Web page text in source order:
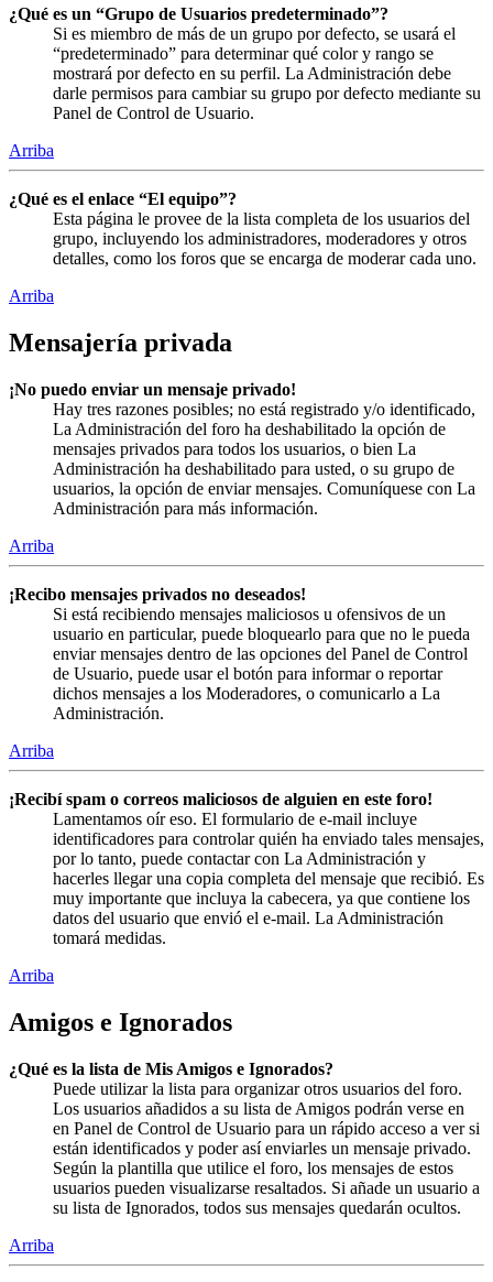
¿Qué es un “Grupo de Usuarios predeterminado”?
Si es miembro de más de un grupo por defecto, se usará el
“predeterminado” para determinar qué color y rango se
mostrará por defecto en su perfil. La Administración debe
darle permisos para cambiar su grupo por defecto mediante su
Panel de Control de Usuario.
Arriba
¿Qué es el enlace “El equipo”?
Esta página le provee de la lista completa de los usuarios del
grupo, incluyendo los administradores, moderadores y otros
detalles, como los foros que se encarga de moderar cada uno.
Arriba
Mensajería privada
¡No puedo enviar un mensaje privado!
Hay tres razones posibles; no está registrado y/o identificado,
La Administración del foro ha deshabilitado la opción de
mensajes privados para todos los usuarios, o bien La
Administración ha deshabilitado para usted, o su grupo de
usuarios, la opción de enviar mensajes. Comuníquese con La
Administración para más información.
Arriba
¡Recibo mensajes privados no deseados!
Si está recibiendo mensajes maliciosos u ofensivos de un
usuario en particular, puede bloquearlo para que no le pueda
enviar mensajes dentro de las opciones del Panel de Control
de Usuario, puede usar el botón para informar o reportar
dichos mensajes a los Moderadores, o comunicarlo a La
Administración.
Arriba
¡Recibí spam o correos maliciosos de alguien en este foro!
Lamentamos oír eso. El formulario de e-mail incluye
identificadores para controlar quién ha enviado tales mensajes,
por lo tanto, puede contactar con La Administración y
hacerles llegar una copia completa del mensaje que recibió. Es
muy importante que incluya la cabecera, ya que contiene los
datos del usuario que envió el e-mail. La Administración
tomará medidas.
Arriba
Amigos e Ignorados
¿Qué es la lista de Mis Amigos e Ignorados?
Puede utilizar la lista para organizar otros usuarios del foro.
Los usuarios añadidos a su lista de Amigos podrán verse en
en Panel de Control de Usuario para un rápido acceso a ver si
están identificados y poder así enviarles un mensaje privado.
Según la plantilla que utilice el foro, los mensajes de estos
usuarios pueden visualizarse resaltados. Si añade un usuario a
su lista de Ignorados, todos sus mensajes quedarán ocultos.
Arriba